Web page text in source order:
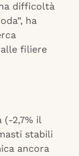
difficoltà
ha
filiere
(-2,7% il
stabili
ancora